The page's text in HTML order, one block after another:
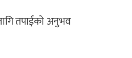
तपाईको अनुभव